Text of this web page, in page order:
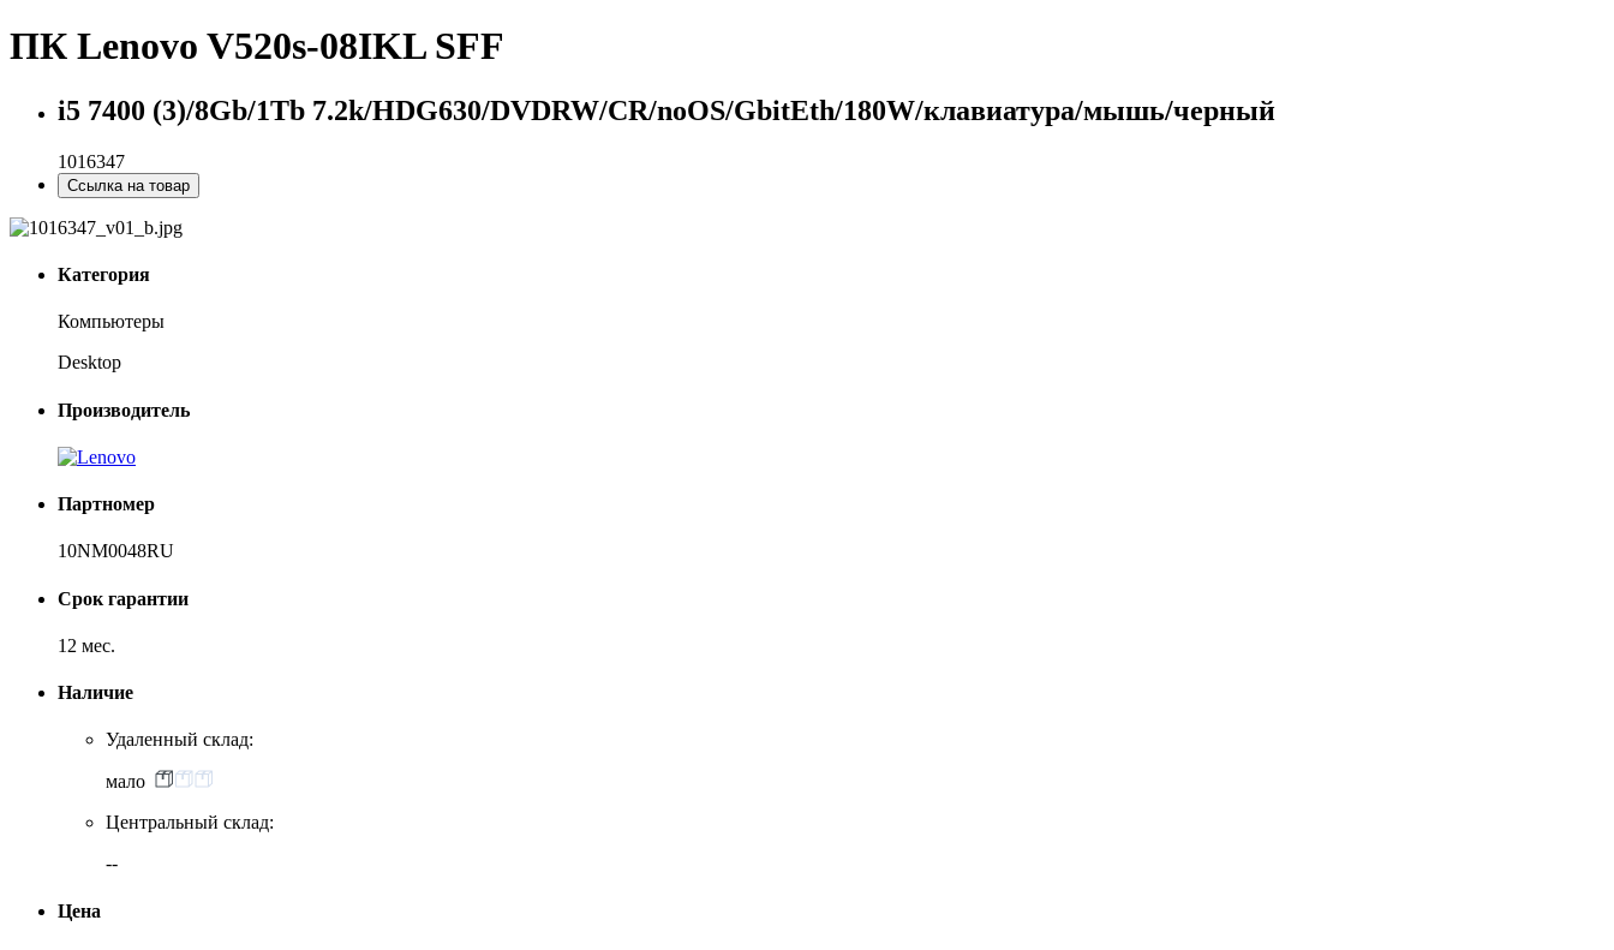
ПК Lenovo V520s-08IKL SFF
i5 7400 (3)/8Gb/1Tb 7.2k/HDG630/DVDRW/CR/noOS/GbitEth/180W/клавиатура/мышь/черный
1016347
Ссылка на товар
Категория
Компьютеры
Desktop
Производитель
Партномер
10NM0048RU
Срок гарантии
12 мес.
Наличие
Удаленный склад:
мало
Центральный склад:
--
Цена